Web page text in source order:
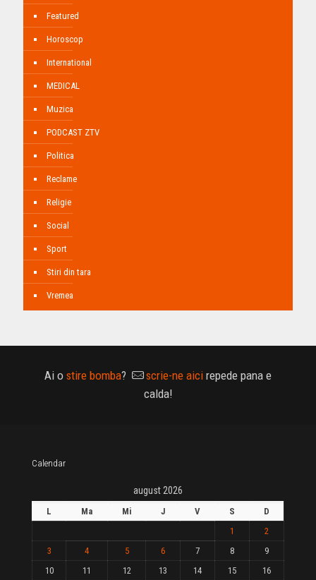
Featured
Horoscop
International
MEDICAL
Muzica
PODCAST ZTV
Politica
Reclame
Religie
Social
Sport
Stiri din tara
Vremea
Ai o stire bomba? scrie-ne aici repede pana e
calda!
Calendar
august 2026
L Ma Mi J V S
D
1
2
3
4 5 6 7 8
9
10
11 12 13 14 15
16